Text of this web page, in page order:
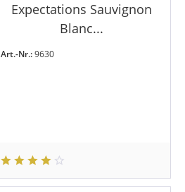
Expectations Sauvignon
Blanc...
Art.-Nr.:9630